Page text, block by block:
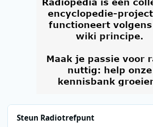
Steun Radiotrefpunt